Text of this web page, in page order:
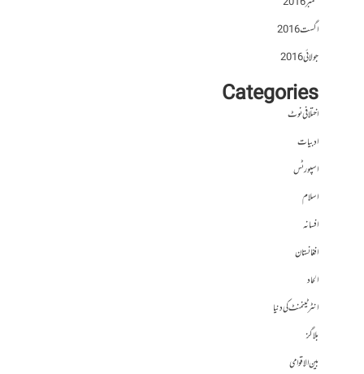
اگست 2016
جولائی 2016
Categories
اختلافی نوٹ
ادبیات
اسپورٹس
اسلام
افسانہ
افغانستان
الحاد
انٹرٹینمنٹ کی دنیا
بلاگز
بین الاقوامی